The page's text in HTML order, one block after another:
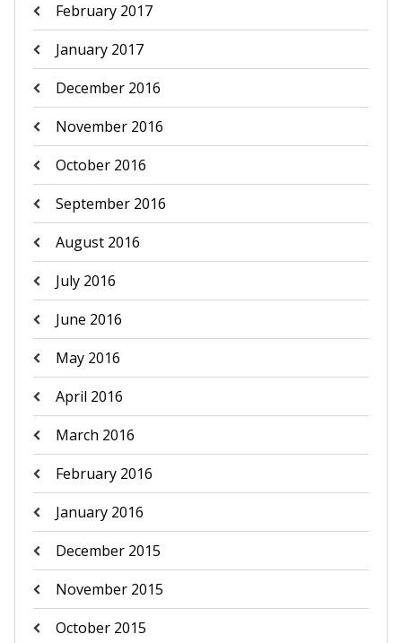
February 2017
January 2017
December 2016
November 2016
October 2016
September 2016
August 2016
July 2016
June 2016
May 2016
April 2016
March 2016
February 2016
January 2016
December 2015
November 2015
October 2015